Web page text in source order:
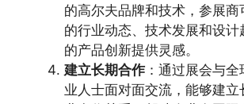
的高尔夫品牌和技术，参展商
的行业动态、技术发展和设计
的产品创新提供灵感。
建立长期合作：通过展会与全
业人士面对面交流，能够建立